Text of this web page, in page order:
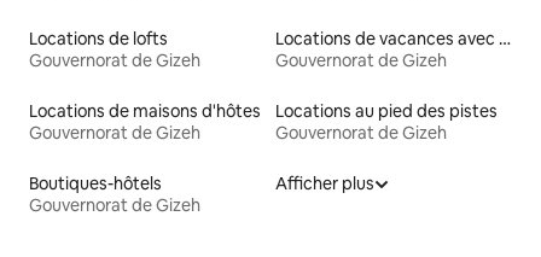
Locations de lofts
Gouvernorat de Gizeh
Locations de vacances avec piscine
Gouvernorat de Gizeh
Locations de maisons d'hôtes
Gouvernorat de Gizeh
Locations au pied des pistes
Gouvernorat de Gizeh
Boutiques-hôtels
Gouvernorat de Gizeh
Afficher plus